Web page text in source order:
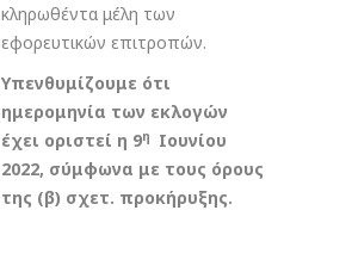
κληρωθέντα μέλη των
εφορευτικών επιτροπών.
Υπενθυμίζουμε ότι
ημερομηνία των εκλογών
έχει οριστεί η 9η
Ιουνίου
2022, σύμφωνα με τους όρους
της (β) σχετ. προκήρυξης.